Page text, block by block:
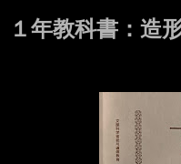
１年教科書：造